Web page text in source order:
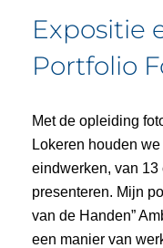
Expositie
Portfolio
Met de opleiding
Lokeren houden
eindwerken, van
presenteren. Mijn
van de Handen”
een manier van